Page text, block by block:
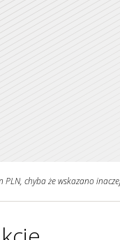
PLN, chyba że wskazano